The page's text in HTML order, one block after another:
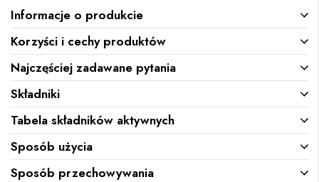
Informacje o produkcie
Korzyści i cechy produktów
Najczęściej zadawane pytania
Składniki
Tabela składników aktywnych
Sposób użycia
Sposób przechowywania